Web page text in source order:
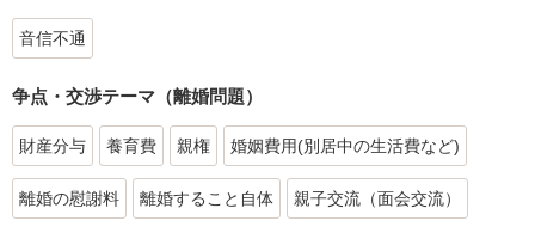
音信不通
争点・交渉テーマ（離婚問題）
財産分与 養育費 親権 婚姻費用(別居中の生活費など)
離婚の慰謝料 離婚すること自体 親子交流（面会交流）